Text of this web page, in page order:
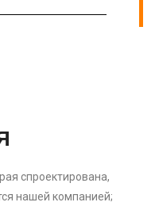
спроектирована,
нашей компанией;